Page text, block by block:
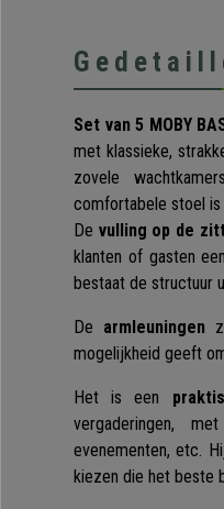
Set van 5 MOBY
met klassieke,
zovele
comfortabele stoel is
De vulling op de
klanten of gasten
bestaat de structuur
De armleuningen
mogelijkheid geeft
Het is een
vergaderingen,
evenementen, etc.
kiezen die het beste